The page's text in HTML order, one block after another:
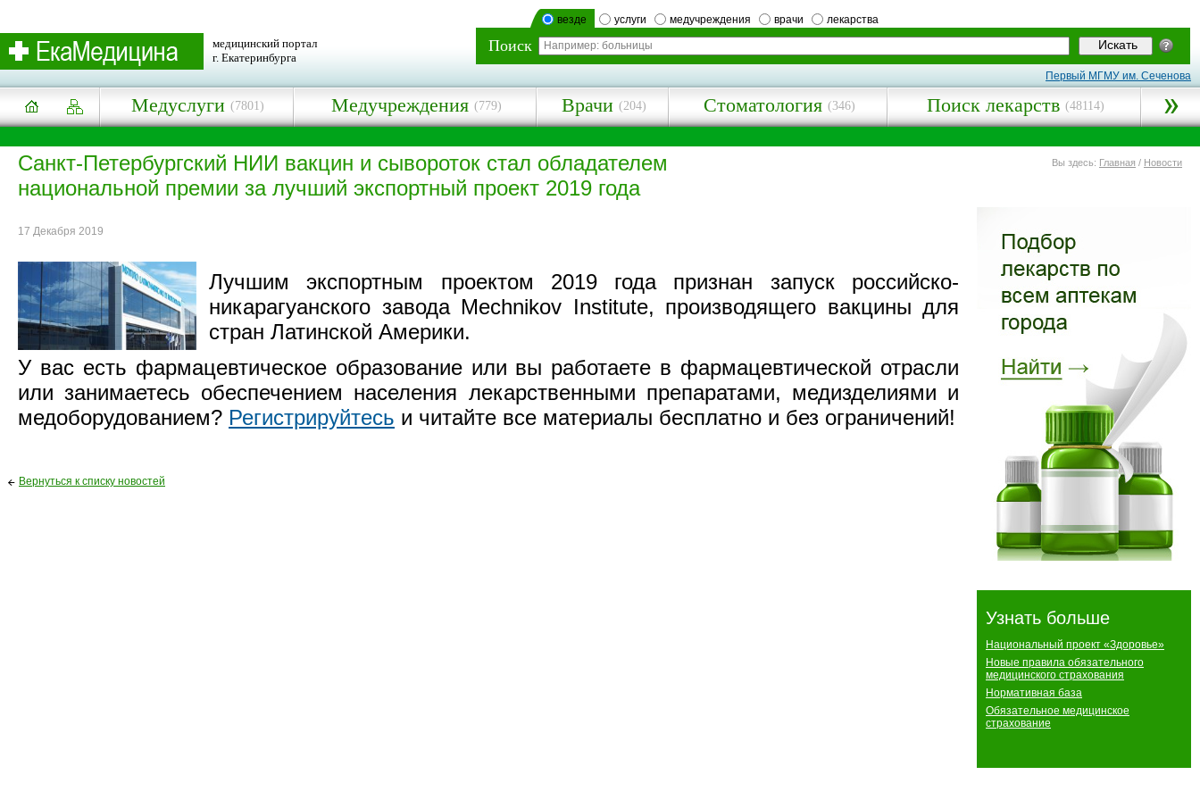
везде услуги медучреждения врачи лекарства
Поиск
медицинский портал
г. Екатеринбурга
Первый МГМУ им. Сеченова
Медуслуги (7801) Медучреждения (779) Врачи (204) Стоматология (346) Поиск лекарств (48114)
Санкт-Петербургский НИИ вакцин и сывороток стал обладателем
национальной премии за лучший экспортный проект 2019 года
Вы здесь: Главная / Новости
Узнать больше
Национальный проект «Здоровье»
Новые правила обязательного
медицинского страхования
Нормативная база
Обязательное медицинское
страхование
17 Декабря 2019
Лучшим экспортным проектом 2019 года признан запуск российско-
никарагуанского завода Mechnikov Institute, производящего вакцины для
стран Латинской Америки.
У вас есть фармацевтическое образование или вы работаете в фармацевтической отрасли
или занимаетесь обеспечением населения лекарственными препаратами, медизделиями и
медоборудованием? Регистрируйтесь и читайте все материалы бесплатно и без ограничений!
Вернуться к списку новостей